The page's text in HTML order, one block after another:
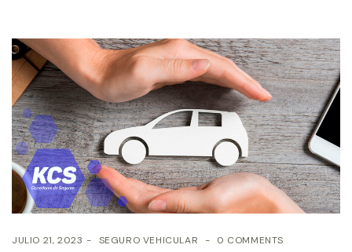
JULIO 21, 2023 SEGURO VEHICULAR 0 COMMENTS